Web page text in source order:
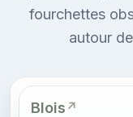
fourchettes
autour
Blois